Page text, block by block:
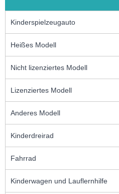
Kinderspielzeugauto
Heißes Modell
Nicht lizenziertes Modell
Lizenziertes Modell
Anderes Modell
Kinderdreirad
Fahrrad
Kinderwagen und Lauflernhilfe